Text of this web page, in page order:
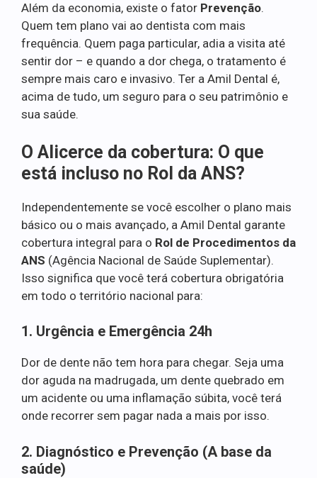
Além da economia, existe o fator Prevenção.
Quem tem plano vai ao dentista com mais
frequência. Quem paga particular, adia a visita até
sentir dor – e quando a dor chega, o tratamento é
sempre mais caro e invasivo. Ter a Amil Dental é,
acima de tudo, um seguro para o seu patrimônio e
sua saúde.
O Alicerce da cobertura: O que
está incluso no Rol da ANS?
Independentemente se você escolher o plano mais
básico ou o mais avançado, a Amil Dental garante
cobertura integral para o Rol de Procedimentos da
ANS (Agência Nacional de Saúde Suplementar).
Isso significa que você terá cobertura obrigatória
em todo o território nacional para:
1. Urgência e Emergência 24h
Dor de dente não tem hora para chegar. Seja uma
dor aguda na madrugada, um dente quebrado em
um acidente ou uma inflamação súbita, você terá
onde recorrer sem pagar nada a mais por isso.
2. Diagnóstico e Prevenção (A base da
saúde)